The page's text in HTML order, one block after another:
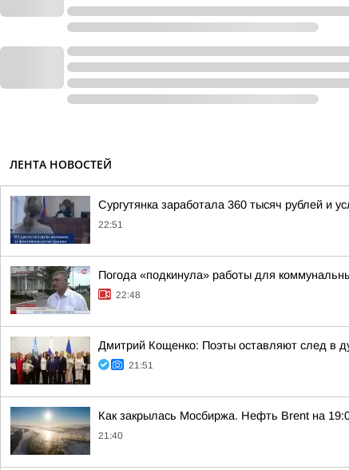
ЛЕНТА НОВОСТЕЙ
Сургутянка заработала 360 тысяч рублей и
22:51
Погода «подкинула» работы для
22:48
Дмитрий Кощенко: Поэты оставляют след в
21:51
Как закрылась Мосбиржа. Нефть Brent на
21:40